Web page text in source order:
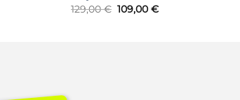
129,00€ Il
prezzo
109,00€Il